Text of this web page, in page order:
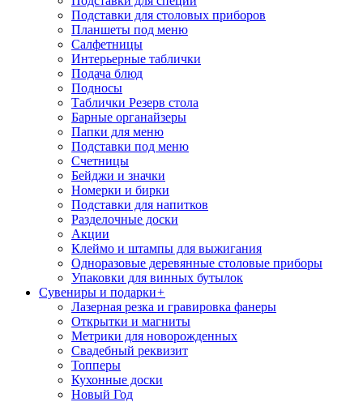
Подставки для столовых приборов
Планшеты под меню
Салфетницы
Интерьерные таблички
Подача блюд
Подносы
Таблички Резерв стола
Барные органайзеры
Папки для меню
Подставки под меню
Счетницы
Бейджи и значки
Номерки и бирки
Подставки для напитков
Разделочные доски
Акции
Клеймо и штампы для выжигания
Одноразовые деревянные столовые приборы
Упаковки для винных бутылок
Сувениры и подарки+
Лазерная резка и гравировка фанеры
Открытки и магниты
Метрики для новорожденных
Свадебный реквизит
Топперы
Кухонные доски
Новый Год